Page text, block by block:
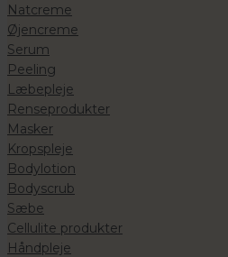
Natcreme
Øjencreme
Serum
Peeling
Læbepleje
Renseprodukter
Masker
Kropspleje
Bodylotion
Bodyscrub
Sæbe
Cellulite produkter
Håndpleje